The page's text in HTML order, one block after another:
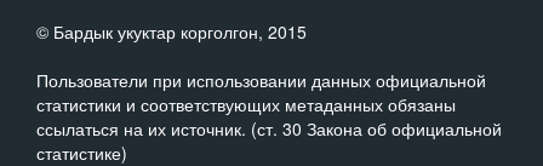
© Бардык укуктар корголгон, 2015
Пользователи при использовании данных официальной
статистики и соответствующих метаданных обязаны
ссылаться на их источник. (ст. 30 Закона об официальной
статистике)